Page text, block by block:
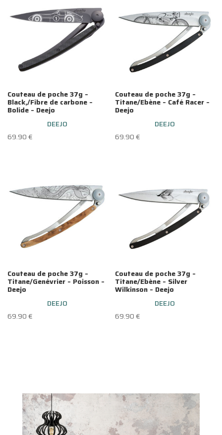
Couteau de poche 37g –
Black,/Fibre de carbone –
Bolide – Deejo
DEEJO
69.90€
Couteau de poche 37g –
Titane/Ebène – Café Racer –
Deejo
DEEJO
69.90€
Couteau de poche 37g –
Titane/Genévrier – Poisson –
Deejo
DEEJO
69.90€
Couteau de poche 37g –
Titane/Ebène – Silver
Wilkinson – Deejo
DEEJO
69.90€